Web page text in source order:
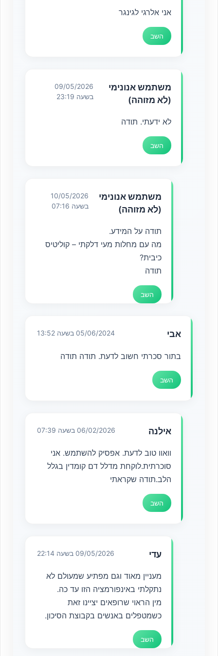
אני אלרגי לגינגר
השב
משתמש אנונימי
(לא מזוהה)
09/05/2026
בשעה 23:19
לא ידעתי. תודה
השב
משתמש אנונימי
(לא מזוהה)
10/05/2026
בשעה 07:16
תודה על המידע.
מה עם מחלות מעי דלקתי – קוליטיס
כיבית?
תודה
השב
אבי 05/06/2024 בשעה 13:52
בתור סכרתי חשוב לדעת. תודה תודה
השב
אילנה 06/02/2026 בשעה 07:39
וואוו טוב לדעת. אפסיק להשתמש. אני
סוכרתית.לוקחת מדלל דם קומדין בגלל
הלב.תודה שקראתי
השב
עדי 09/05/2026 בשעה 22:14
מעניין מאוד וגם מפתיע שמעולם לא
נתקלתי באינפורמציה הזו עד כה.
מין הראוי שרופאים יציינו זאת
כשמטפלים באנשים בקבוצת הסיכון.
השב